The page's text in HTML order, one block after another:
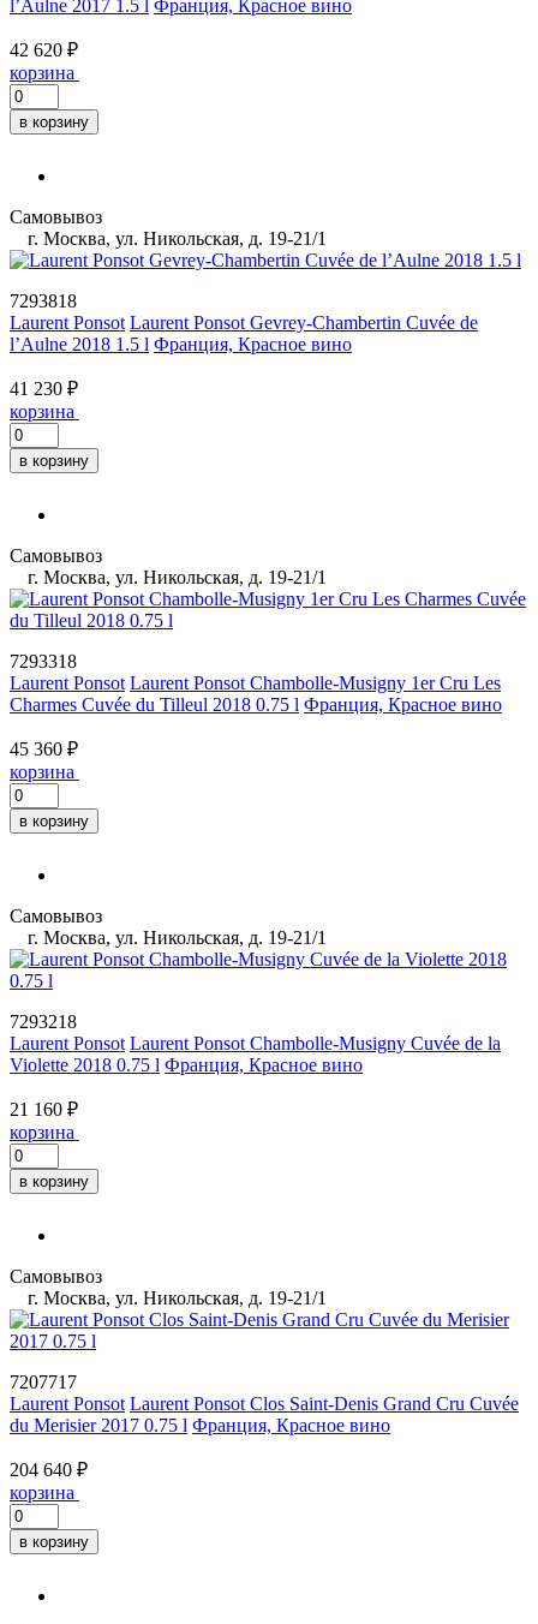
l’Aulne 2017 1.5 l Франция, Красное вино
42 620 ₽
корзина
в корзину
Самовывоз
г. Москва, ул. Никольская, д. 19-21/1
7293818
Laurent Ponsot Laurent Ponsot Gevrey-Chambertin Cuvée de
l’Aulne 2018 1.5 l Франция, Красное вино
41 230 ₽
корзина
в корзину
Самовывоз
г. Москва, ул. Никольская, д. 19-21/1
7293318
Laurent Ponsot Laurent Ponsot Chambolle-Musigny 1er Cru Les
Charmes Cuvée du Tilleul 2018 0.75 l Франция, Красное вино
45 360 ₽
корзина
в корзину
Самовывоз
г. Москва, ул. Никольская, д. 19-21/1
7293218
Laurent Ponsot Laurent Ponsot Chambolle-Musigny Cuvée de la
Violette 2018 0.75 l Франция, Красное вино
21 160 ₽
корзина
в корзину
Самовывоз
г. Москва, ул. Никольская, д. 19-21/1
7207717
Laurent Ponsot Laurent Ponsot Clos Saint-Denis Grand Cru Cuvée
du Merisier 2017 0.75 l Франция, Красное вино
204 640 ₽
корзина
в корзину